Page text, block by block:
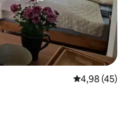
4,98 de uma
4,98 (45)